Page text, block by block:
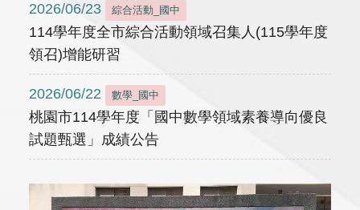
2026/06/23 綜合活動_國中
114學年度全市綜合活動領域召集人(115學年度
領召)增能研習
2026/06/22 數學_國中
桃園市114學年度「國中數學領域素養導向優良
試題甄選」成績公告